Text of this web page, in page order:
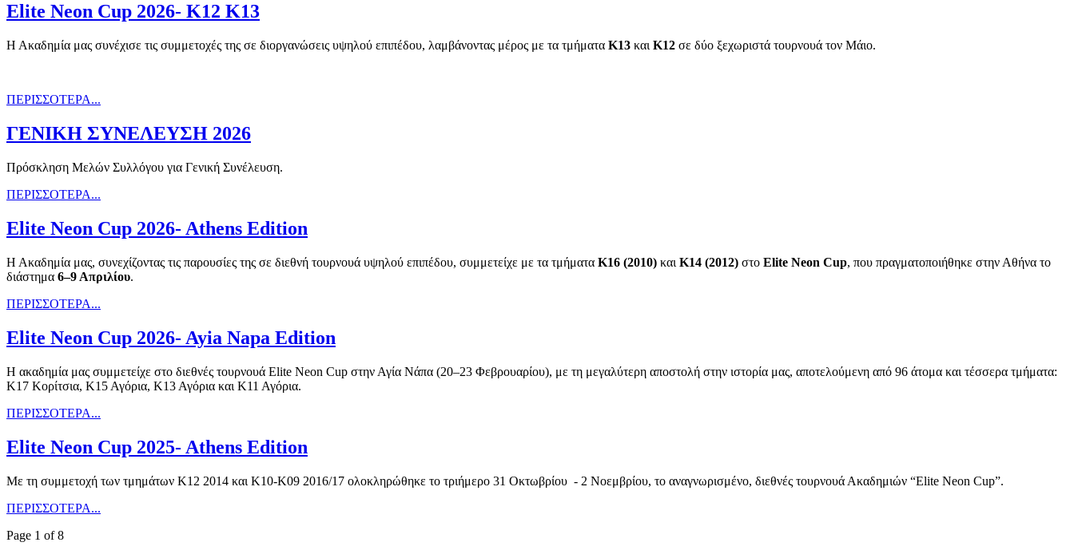
Elite Neon Cup 2026- K12 K13
Η Ακαδημία μας συνέχισε τις συμμετοχές της σε διοργανώσεις υψηλού επιπέδου, λαμβάνοντας μέρος με τα τμήματα Κ13 και Κ12 σε δύο ξεχωριστά τουρνουά τον Μάιο.
ΠΕΡΙΣΣΟΤΕΡΑ...
ΓΕΝΙΚΗ ΣΥΝΕΛΕΥΣΗ 2026
Πρόσκληση Μελών Συλλόγου για Γενική Συνέλευση.
ΠΕΡΙΣΣΟΤΕΡΑ...
Elite Neon Cup 2026- Athens Edition
Η Ακαδημία μας, συνεχίζοντας τις παρουσίες της σε διεθνή τουρνουά υψηλού επιπέδου, συμμετείχε με τα τμήματα Κ16 (2010) και Κ14 (2012) στο Elite Neon Cup, που πραγματοποιήθηκε στην Αθήνα το
διάστημα 6–9 Απριλίου.
ΠΕΡΙΣΣΟΤΕΡΑ...
Elite Neon Cup 2026- Ayia Napa Edition
Η ακαδημία μας συμμετείχε στο διεθνές τουρνουά Elite Neon Cup στην Αγία Νάπα (20–23 Φεβρουαρίου), με τη μεγαλύτερη αποστολή στην ιστορία μας, αποτελούμενη από 96 άτομα και τέσσερα τμήματα:
Κ17 Κορίτσια, Κ15 Αγόρια, Κ13 Αγόρια και Κ11 Αγόρια.
ΠΕΡΙΣΣΟΤΕΡΑ...
Elite Neon Cup 2025- Athens Edition
Με τη συμμετοχή των τμημάτων Κ12 2014 και Κ10-K09 2016/17 ολοκληρώθηκε το τριήμερο 31 Οκτωβρίου - 2 Νοεμβρίου, το αναγνωρισμένο, διεθνές τουρνουά Ακαδημιών “Elite Neon Cup”.
ΠΕΡΙΣΣΟΤΕΡΑ...
Page 1 of 8